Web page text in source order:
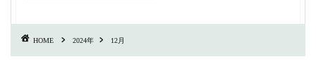
HOME 2024年 12月